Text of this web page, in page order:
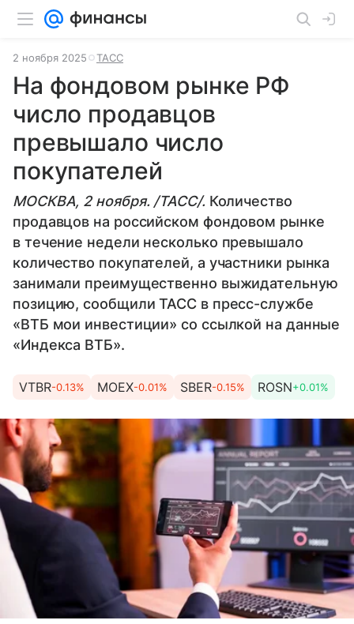
2 ноября 2025 ТАСС
На фондовом рынке РФ
число продавцов
превышало число
покупателей
МОСКВА, 2 ноября. /ТАСС/. Количество
продавцов на российском фондовом рынке
в течение недели несколько превышало
количество покупателей, а участники рынка
занимали преимущественно выжидательную
позицию, сообщили ТАСС в пресс-службе
«ВТБ мои инвестиции» со ссылкой на данные
«Индекса ВТБ».
VTBR-0.13% MOEX-0.01% SBER-0.15% ROSN+0.01%